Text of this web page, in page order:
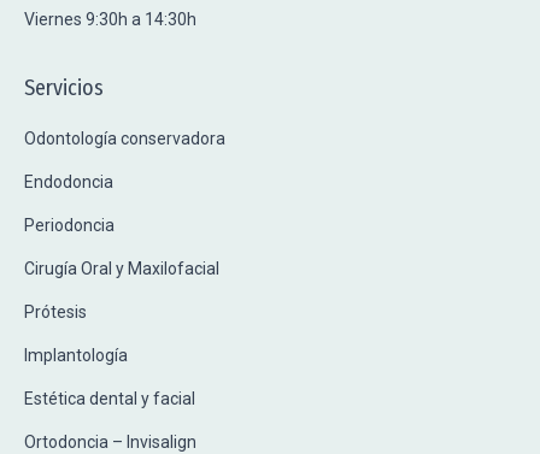
Viernes 9:30h a 14:30h
Servicios
Odontología conservadora
Endodoncia
Periodoncia
Cirugía Oral y Maxilofacial
Prótesis
Implantología
Estética dental y facial
Ortodoncia – Invisalign